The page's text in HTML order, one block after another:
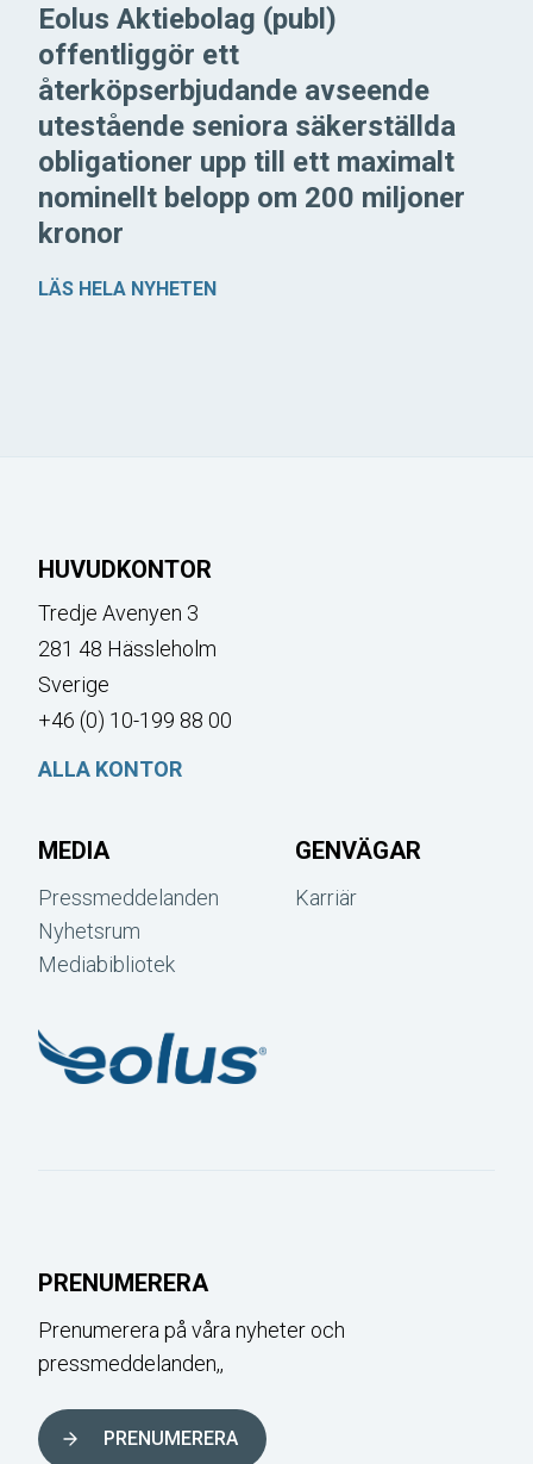
Eolus Aktiebolag (publ)
offentliggör ett
återköpserbjudande avseende
utestående seniora säkerställda
obligationer upp till ett maximalt
nominellt belopp om 200 miljoner
kronor
LÄS HELA NYHETEN
HUVUDKONTOR
Tredje Avenyen 3
281 48 Hässleholm
Sverige
+46 (0) 10-199 88 00
ALLA KONTOR
MEDIA
Pressmeddelanden
Nyhetsrum
Mediabibliotek
GENVÄGAR
Karriär
PRENUMERERA
Prenumerera på våra nyheter och
pressmeddelanden,,
PRENUMERERA